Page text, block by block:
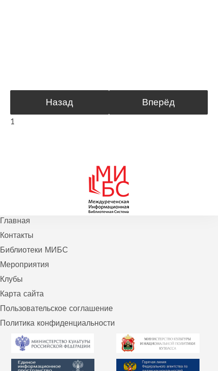
Назад Вперёд
1
Главная
Контакты
Библиотеки МИБС
Мероприятия
Клубы
Карта сайта
Пользовательское соглашение
Политика конфиденциальности